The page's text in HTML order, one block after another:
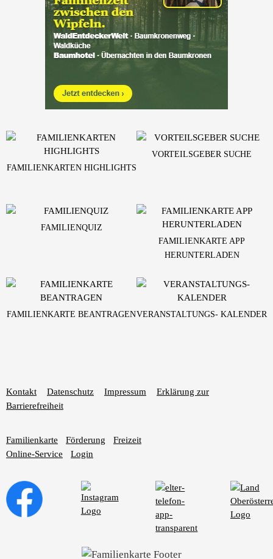
Kontakt Datenschutz Impressum
Erklärung zur
Barrierefreiheit
Familienkarte Förderung
Freizeit
Online-Service
Login
FAMILIENKARTEN HIGHLIGHTS
VORTEILSGEBER SUCHE
FAMILIENQUIZ
FAMILIENKARTE APP
HERUNTERLADEN
FAMILIENKARTE BEANTRAGENVERANSTALTUNGS- KALENDER